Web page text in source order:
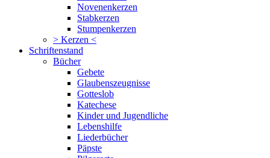
Novenenkerzen
Stabkerzen
Stumpenkerzen
> Kerzen <
Schriftenstand
Bücher
Gebete
Glaubenszeugnisse
Gotteslob
Katechese
Kinder und Jugendliche
Lebenshilfe
Liederbücher
Päpste